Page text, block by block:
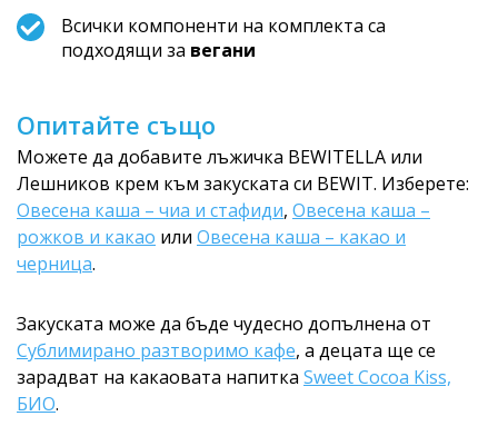
Всички компоненти на комплекта са
подходящи за вегани
Опитайте също
Можете да добавите лъжичка BEWITELLA или
Лешников крем към закуската си BEWIT. Изберете:
Овесена каша – чиа и стафиди, Овесена каша –
рожков и какао или Овесена каша – какао и
черница.
Закуската може да бъде чудесно допълнена от
Сублимирано разтворимо кафе, а децата ще се
зарадват на какаовата напитка Sweet Cocoa Kiss,
БИО.